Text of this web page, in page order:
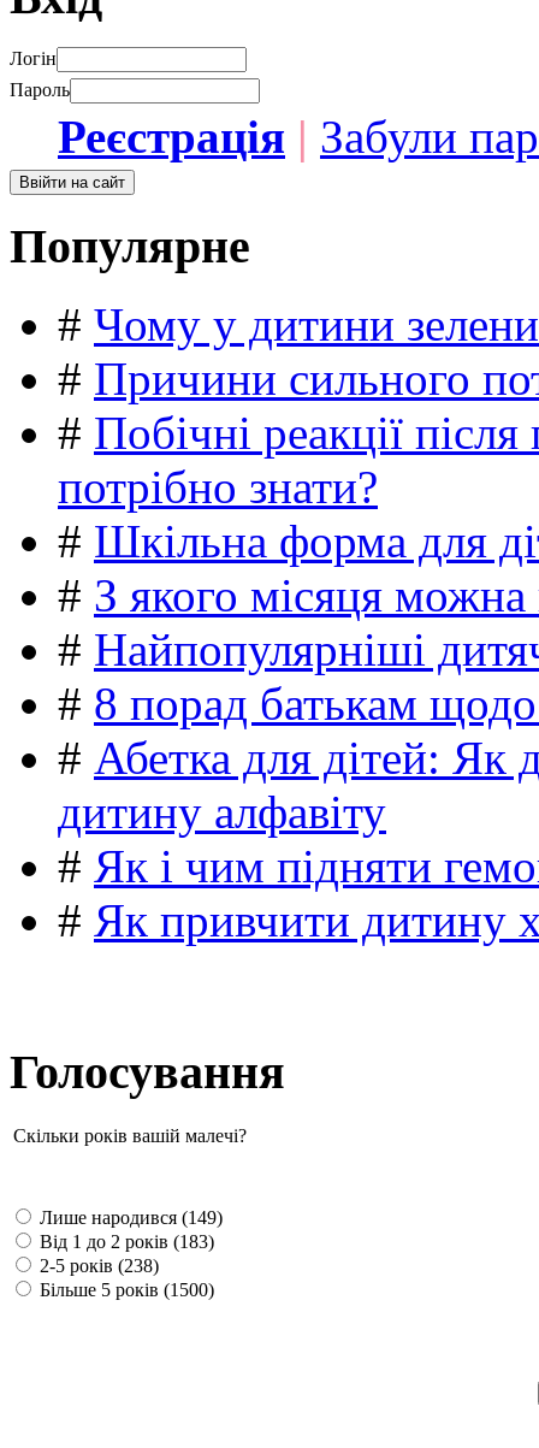
Логін
Пароль
Реєстрація | Забули
Популярне
# Чому у дитини
# Причини сильного
# Побічні реакції
потрібно знати?
# Шкільна форма для
# З якого місяця можна
# Найпопулярніші
# 8 порад батькам
# Абетка для дітей: Як
дитину алфавіту
# Як і чим підняти
# Як привчити дитину
Голосування
Скільки років вашій малечі?
Лише народився (149)
Від 1 до 2 років (183)
2-5 років (238)
Більше 5 років (1500)